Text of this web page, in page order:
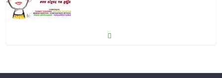
Θοδωρής Φέρρης